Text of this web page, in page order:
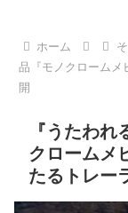
ホーム
品『モノクロームメ
開
『うたわ
クロームメ
たるトレー